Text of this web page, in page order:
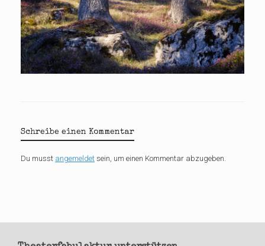
Schreibe einen Kommentar
Du musst angemeldet sein, um einen Kommentar abzugeben.